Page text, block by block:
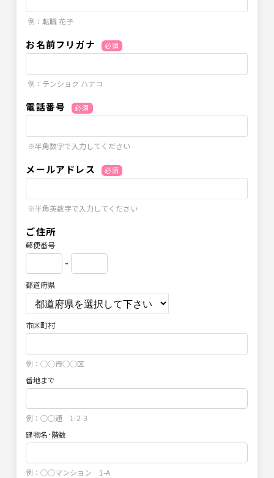
例：転職 花子
お名前フリガナ 必須
例：テンショク ハナコ
電話番号 必須
※半角数字で入力してください
メールアドレス 必須
※半角英数字で入力してください
ご住所
郵便番号
-
都道府県
市区町村
例：○○市○○区
番地まで
例：○○通 1-2-3
建物名･階数
例：○○マンション 1-A